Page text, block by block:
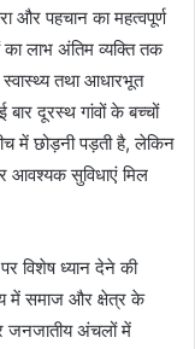
और पहचान का महत्वपूर्ण
लाभ अंतिम व्यक्ति तक
स्वास्थ्य तथा आधारभूत
दूरस्थ गांवों के बच्चों
में छोड़नी पड़ती है, लेकिन
आवश्यक सुविधाएं मिल
पर विशेष ध्यान देने की
में समाज और क्षेत्र के
जनजातीय अंचलों में